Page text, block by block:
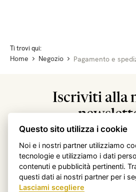
Ti trovi qui:
Home Negozio Pagamento e
Iscriviti alla
Inserisci subito il tuo indirizzo e-
newsletter esclusiva con le
esperti.
Questo sito utilizza i cookie
Noi e i nostri partner utilizziamo
tecnologie e utilizziamo i dati
contenuti e pubblicità pertinenti.
questi dati ai nostri partner per i
Lasciami scegliere